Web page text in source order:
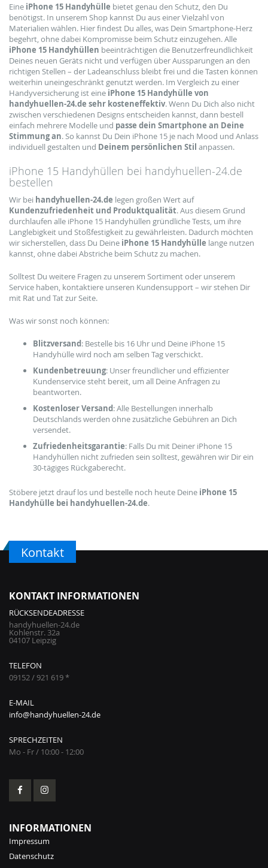
Eine iPhone 15 Handyhülle bietet genau den Schutz, den Du
benötigst. In unserem Shop kannst Du aus einer Vielzahl von
Materialien wählen. Hier findest Du alles, was Dein Smartphone-Herz
begehrt, ohne dabei Kompromisse beim Schutz einzugehen. Alle
iPhone 15 Handyhüllen beeinträchtigen die Benutzerfreundlichkeit
Deines neuen Geräts nicht und verfügen über Aussparungen an den
richtigen Stellen – der Ladeanschluss bleibt frei und die Tasten können
weiterhin uneingeschränkt genutzt werden. Im Vergleich zu einer
Handyversicherung ist eine iPhone 15 Handyhülle von
handyhuellen-24.de sehr kosteneffektiv. Wenn Du Dich also nicht
zwischen verschiedenen Designs entscheiden kannst, dann bestell
einfach mehrere Modelle und passe dein Smartphone an Deine
Stimmung an. So kannst Du Dein iPhone 15 je nach Mood und Anlass
individuell gestalten und Deinem persönlichen Stil anpassen.
iPhone 15 Handyhüllen bei handyhuellen-24.de
bestellen
Wir bei handyhuellen-24.de legen großen Wert auf
Kundenzufriedenheit und Produktqualität. Aus diesem Grund
durchlaufen alle iPhone 15 Handyhüllen gründliche Tests, um ihre
Langlebigkeit und Stoßfestigkeit zu gewährleisten. Dadurch möchten
wir sicherstellen, dass Du Deine iPhone 15 Handyhülle lange nutzen
kannst, ohne dabei Abstriche beim Schutz zu machen.
Solltest Du weitere Fragen zu unserem Sortiment oder unserem
Service haben, kontaktiere unseren Kundensupport – wir stehen Dir
mit Rat und Tat zur Seite.
Was wir sonst noch können:
Blitzversand: Bestelle bis 16 Uhr und Deine iPhone 15
Handyhülle wird noch am selben Tag verschickt.
Kundenbetreuung: Unser freundlicher und effizienter
Kundenservice steht bereit, um all Deine Anfragen zu
beantworten.
Kostenloser Versand: Alle Bestellungen innerhalb
Deutschlands werden ohne zusätzliche Gebühren an Dich
versendet.
Zufriedenheitsgarantie: Falls Du mit Deiner iPhone 15
Handyhüllen nicht zufrieden sein solltest, gewähren wir Dir ein
30-tägiges Rückgaberecht.
Stöbere jetzt drauf los und bestelle noch heute Deine iPhone 15
Handyhülle bei handyhuellen-24.de.
Kontakt
KONTAKT INFORMATIONEN
RÜCKSENDEADRESSE
handyhuellen-24.de
Kohlenstr. 32a
04107 Leipzig
TELEFON
09152 / 921 619 *
E-MAIL
info@handyhuellen-24.de
SPRECHZEITEN
Mo - Fr / 10:00 - 12:00
INFORMATIONEN
Impressum
Datenschutz